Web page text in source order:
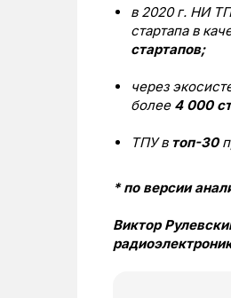
в 2020 г. НИ
стартапа в
стартапов;
через
более 4 000
ТПУ в топ-30
* по версии
Виктор